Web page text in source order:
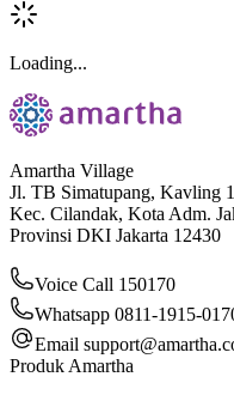
Loading...
Amartha Village
Jl. TB Simatupang, Kavling
Kec. Cilandak, Kota Adm.
Provinsi DKI Jakarta 12430
Voice Call 150170
Whatsapp 0811-1915-
Email
Produk Amartha